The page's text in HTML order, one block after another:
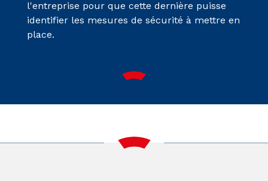
l'entreprise pour que cette dernière puisse
identifier les mesures de sécurité à mettre en
place.